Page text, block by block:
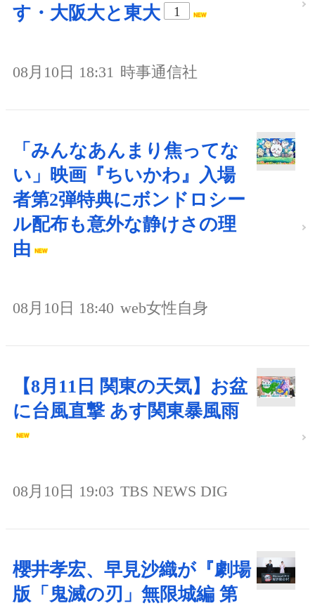
す・大阪大と東大
1
08月10日 18:31 時事通信社
「みんなあんまり焦ってな
い」映画『ちいかわ』入場
者第2弾特典にボンドロシー
ル配布も意外な静けさの理
由
08月10日 18:40 web女性自身
【8月11日 関東の天気】お盆
に台風直撃 あす関東暴風雨
08月10日 19:03 TBS NEWS DIG
櫻井孝宏、早見沙織が『劇場
版「鬼滅の刃」無限城編 第